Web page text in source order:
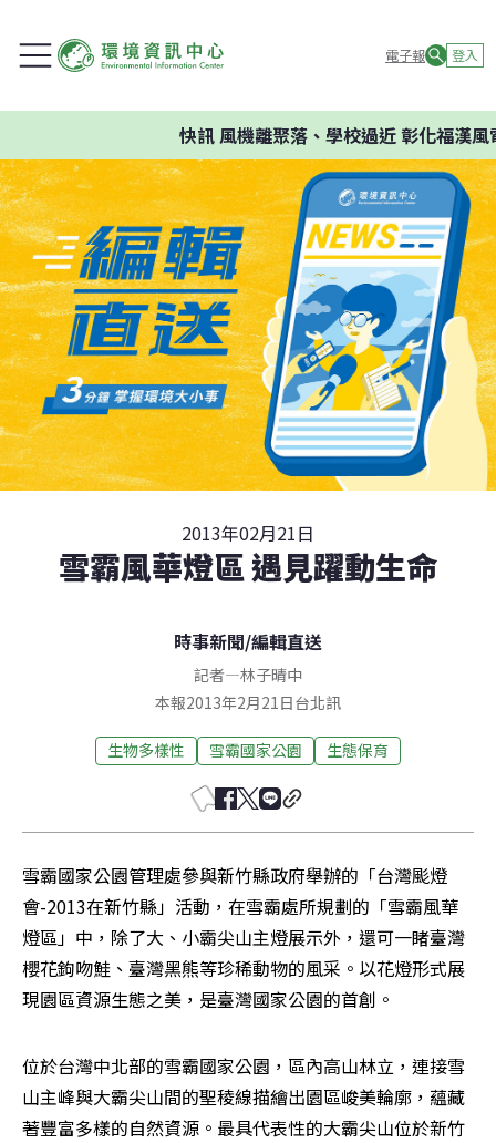
電子報 登入
快訊風機離聚落、學校過近 彰化福漢風
2013年02月21日
雪霸風華燈區 遇見躍動生命
時事新聞/編輯直送
記者—林子晴中
本報2013年2月21日台北訊
生物多樣性 雪霸國家公園 生態保育
雪霸國家公園管理處參與新竹縣政府舉辦的「台灣颩燈
會-2013在新竹縣」活動，在雪霸處所規劃的「雪霸風華
燈區」中，除了大、小霸尖山主燈展示外，還可一睹臺灣
櫻花鉤吻鮭、臺灣黑熊等珍稀動物的風采。以花燈形式展
現園區資源生態之美，是臺灣國家公園的首創。
位於台灣中北部的雪霸國家公園，區內高山林立，連接雪
山主峰與大霸尖山間的聖稜線描繪出園區峻美輪廓，蘊藏
著豐富多樣的自然資源。最具代表性的大霸尖山位於新竹